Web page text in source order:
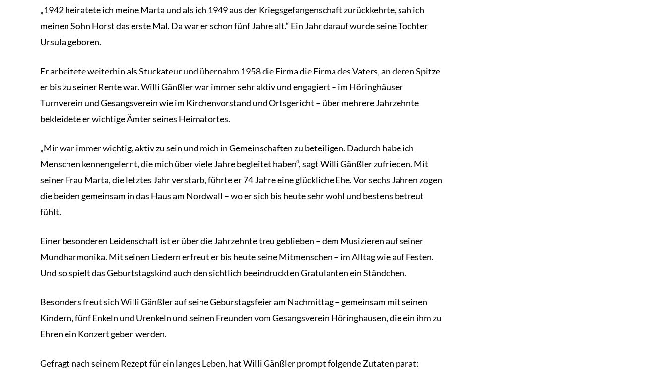
„1942 heiratete ich meine Marta und als ich 1949 aus der Kriegsgefangenschaft zurückkehrte, sah ich
meinen Sohn Horst das erste Mal. Da war er schon fünf Jahre alt.“ Ein Jahr darauf wurde seine Tochter
Ursula geboren.
Er arbeitete weiterhin als Stuckateur und übernahm 1958 die Firma die Firma des Vaters, an deren Spitze
er bis zu seiner Rente war. Willi Gänßler war immer sehr aktiv und engagiert – im Höringhäuser
Turnverein und Gesangsverein wie im Kirchenvorstand und Ortsgericht – über mehrere Jahrzehnte
bekleidete er wichtige Ämter seines Heimatortes.
„Mir war immer wichtig, aktiv zu sein und mich in Gemeinschaften zu beteiligen. Dadurch habe ich
Menschen kennengelernt, die mich über viele Jahre begleitet haben“, sagt Willi Gänßler zufrieden. Mit
seiner Frau Marta, die letztes Jahr verstarb, führte er 74 Jahre eine glückliche Ehe. Vor sechs Jahren zogen
die beiden gemeinsam in das Haus am Nordwall – wo er sich bis heute sehr wohl und bestens betreut
fühlt.
Einer besonderen Leidenschaft ist er über die Jahrzehnte treu geblieben – dem Musizieren auf seiner
Mundharmonika. Mit seinen Liedern erfreut er bis heute seine Mitmenschen – im Alltag wie auf Festen.
Und so spielt das Geburtstagskind auch den sichtlich beeindruckten Gratulanten ein Ständchen.
Besonders freut sich Willi Gänßler auf seine Geburstagsfeier am Nachmittag – gemeinsam mit seinen
Kindern, fünf Enkeln und Urenkeln und seinen Freunden vom Gesangsverein Höringhausen, die ein ihm zu
Ehren ein Konzert geben werden.
Gefragt nach seinem Rezept für ein langes Leben, hat Willi Gänßler prompt folgende Zutaten parat: